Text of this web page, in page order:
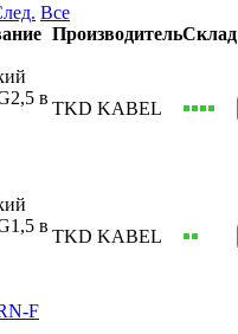
Все
ПроизводительСклад
в
TKD KABEL
в
TKD KABEL
F